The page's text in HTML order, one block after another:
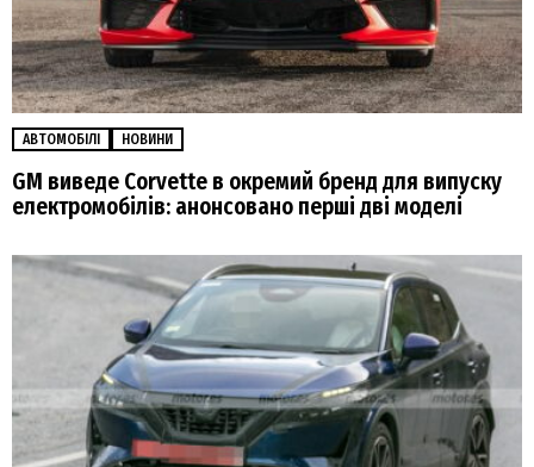
АВТОМОБІЛІ НОВИНИ
GM виведе Corvette в окремий бренд для випуску
електромобілів: анонсовано перші дві моделі